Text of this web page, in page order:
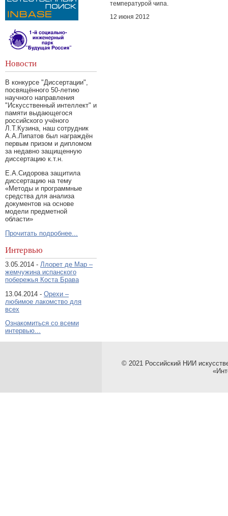
Новости
В конкурсе "Диссертации",
посвящённого 50-летию
научного направления
"Искусственный интеллект" и
памяти выдающегося
российского учёного
Л.Т.Кузина, наш сотрудник
А.А.Липатов был награждён
первым призом и дипломом
за недавно защищенную
диссертацию к.т.н.
Е.А.Сидорова защитила
диссертацию на тему
«Методы и программные
средства для анализа
документов на основе
модели предметной
области»
Прочитать подробнее...
Интервью
3.05.2014 - Ллорет де Мар –
жемчужина испанского
побережья Коста Брава
13.04.2014 - Орехи –
любимое лакомство для
всех
Ознакомиться со всеми
интервью...
температурой чипа.
12 июня 2012
© 2021 Российский НИИ